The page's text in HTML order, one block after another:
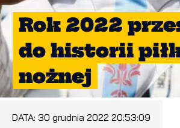
Rok 2022
do historii
nożnej
DATA: 30 grudnia 2022 20:53:09